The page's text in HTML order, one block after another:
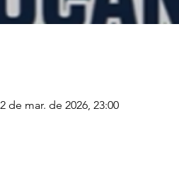
de mar. de 2026, 23:00